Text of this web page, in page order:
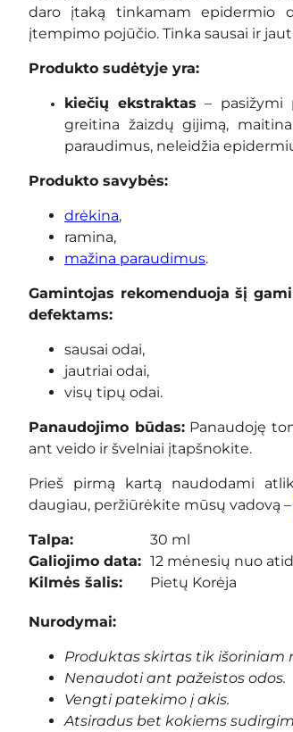
daro įtaką tinkamam epidermio
įtempimo pojūčio. Tinka sausai ir
Produkto sudėtyje yra:
kiečių ekstraktas – pasižymi
greitina žaizdų gijimą,
paraudimus, neleidžia
Produkto savybės:
drėkina,
ramina,
mažina paraudimus.
Gamintojas rekomenduoja šį
defektams:
sausai odai,
jautriai odai,
visų tipų odai.
Panaudojimo būdas:Panaudoję
ant veido ir švelniai įtapšnokite.
Prieš pirmą kartą naudodami
daugiau, peržiūrėkite mūsų vadovą –
Talpa:
30 ml
Galiojimo data: 12 mėnesių nuo
Kilmės šalis:
Pietų Korėja
Nurodymai:
Produktas skirtas tik išoriniam
Nenaudoti ant pažeistos odos.
Vengti patekimo į akis.
Atsiradus bet kokiems